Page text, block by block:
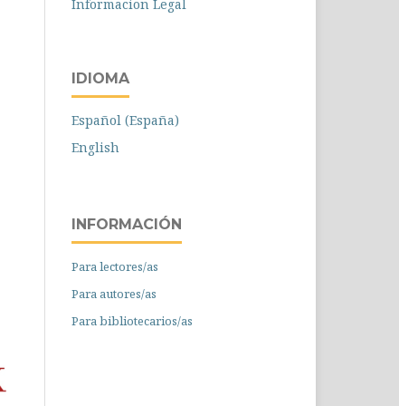
Informacion Legal
IDIOMA
Español (España)
English
INFORMACIÓN
Para lectores/as
Para autores/as
Para bibliotecarios/as